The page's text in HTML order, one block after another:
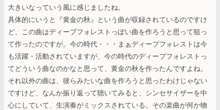
大きいなっていう風に感じましたね。
具体的にいうと『黄金の秋』という曲が収録されているのですけ
ど、この曲はディープフォレストっぽい曲を作ろうと思って狙っ
て作ったのですが。今の時代・・・まぁディープフォレストは今
も活躍・活動されていますが、今の時代のディープフォレストっ
てどういう曲なのかなと思って、黄金の秋を作ったんですよね。
それ以外の曲は、彼らみたいな曲を作ろうと思ったわけじゃない
ですけど、なんか振り返って聴いてみると、シンセサイザーを中
心にしていて、生演奏がミックスされている。その楽曲が何か物